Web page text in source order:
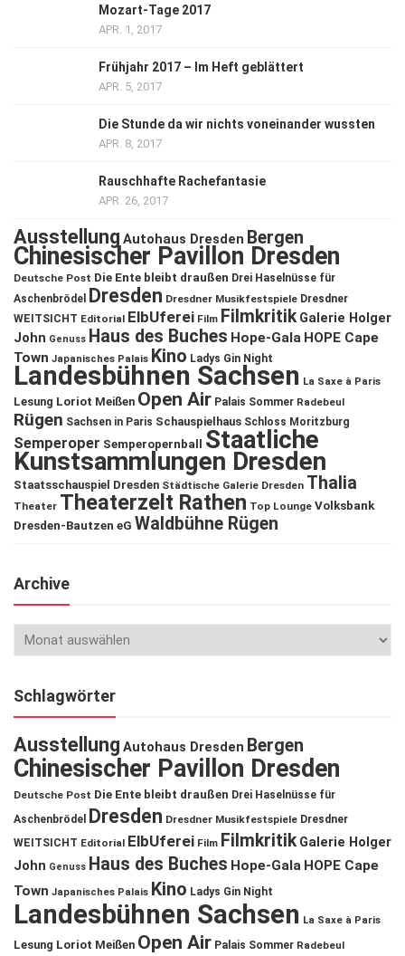
Mozart-Tage 2017
APR. 1, 2017
Frühjahr 2017 – Im Heft geblättert
APR. 5, 2017
Die Stunde da wir nichts voneinander wussten
APR. 8, 2017
Rauschhafte Rachefantasie
APR. 26, 2017
Ausstellung Autohaus Dresden Bergen
Chinesischer Pavillon Dresden
Deutsche Post Die Ente bleibt draußen Drei Haselnüsse für
Aschenbrödel
Dresden Dresdner Musikfestspiele Dresdner
WEITSICHT Editorial ElbUferei Film Filmkritik Galerie Holger
John Genuss Haus des Buches Hope-Gala HOPE Cape
Town Japanisches Palais Kino Ladys Gin Night
Landesbühnen Sachsen La Saxe à Paris
Lesung Loriot Meißen Open Air Palais Sommer Radebeul
Rügen Sachsen in Paris Schauspielhaus Schloss Moritzburg
Semperoper Semperopernball Staatliche
Kunstsammlungen Dresden
Staatsschauspiel Dresden Städtische Galerie Dresden Thalia
Theater Theaterzelt Rathen Top Lounge Volksbank
Dresden-Bautzen eG Waldbühne Rügen
Archive
Schlagwörter
Ausstellung Autohaus Dresden Bergen
Chinesischer Pavillon Dresden
Deutsche Post Die Ente bleibt draußen Drei Haselnüsse für
Aschenbrödel
Dresden Dresdner Musikfestspiele Dresdner
WEITSICHT Editorial ElbUferei Film Filmkritik Galerie Holger
John Genuss Haus des Buches Hope-Gala HOPE Cape
Town Japanisches Palais Kino Ladys Gin Night
Landesbühnen Sachsen La Saxe à Paris
Lesung Loriot Meißen Open Air Palais Sommer Radebeul